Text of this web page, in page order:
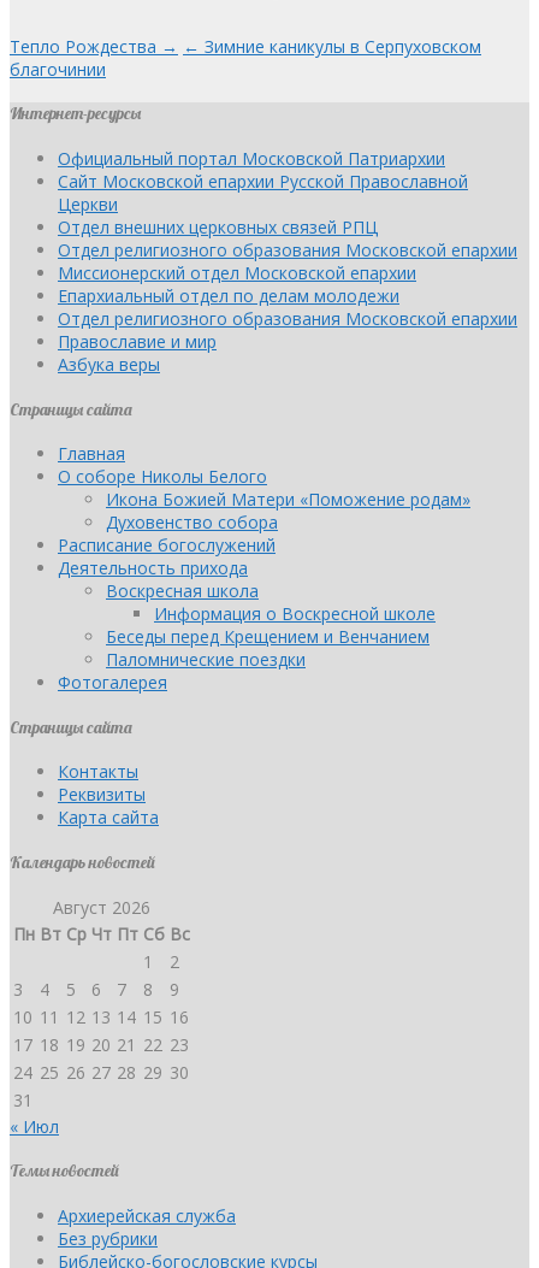
Тепло Рождества → ← Зимние каникулы в Серпуховском
благочинии
Интернет-ресурсы
Официальный портал Московской Патриархии
Сайт Московской епархии Русской Православной
Церкви
Отдел внешних церковных связей РПЦ
Отдел религиозного образования Московской епархии
Миссионерский отдел Московской епархии
Епархиальный отдел по делам молодежи
Отдел религиозного образования Московской епархии
Православие и мир
Азбука веры
Страницы сайта
Главная
О соборе Николы Белого
Икона Божией Матери «Поможение родам»
Духовенство собора
Расписание богослужений
Деятельность прихода
Воскресная школа
Информация о Воскресной школе
Беседы перед Крещением и Венчанием
Паломнические поездки
Фотогалерея
Страницы сайта
Контакты
Реквизиты
Карта сайта
Календарь новостей
Август 2026
Пн Вт Ср Чт Пт Сб Вс
1
2
3
4 5 6 7 8
9
10 11 12 13 14 15 16
17 18 19 20 21 22 23
24 25 26 27 28 29 30
31
« Июл
Темы новостей
Архиерейская служба
Без рубрики
Библейско-богословские курсы